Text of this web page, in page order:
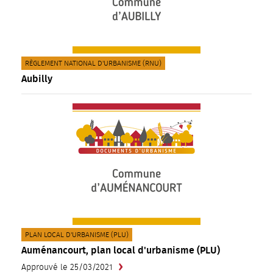
Aubilly
CATÉGORIE(S) :
RÈGLEMENT NATIONAL D'URBANISME (RNU)
Auménancourt, plan local d'urbanisme (PLU)
Approuvé le 25/03/2021
CATÉGORIE(S) :
PLAN LOCAL D'URBANISME (PLU)